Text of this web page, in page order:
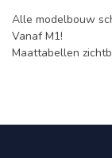
Alle modelbouw
Vanaf M1!
Maattabellen